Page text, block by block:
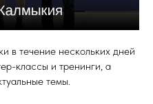
в течение нескольких дней
классы и тренинги, а
темы.